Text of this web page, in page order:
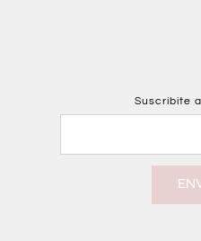
Suscribite